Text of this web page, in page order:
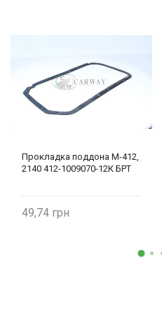
Прокладка поддона М-412,
2140 412-1009070-12К БРТ
49,74